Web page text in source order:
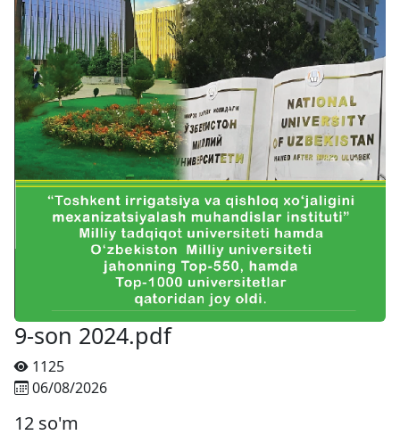
9-son 2024.pdf
1125
06/08/2026
12 so'm